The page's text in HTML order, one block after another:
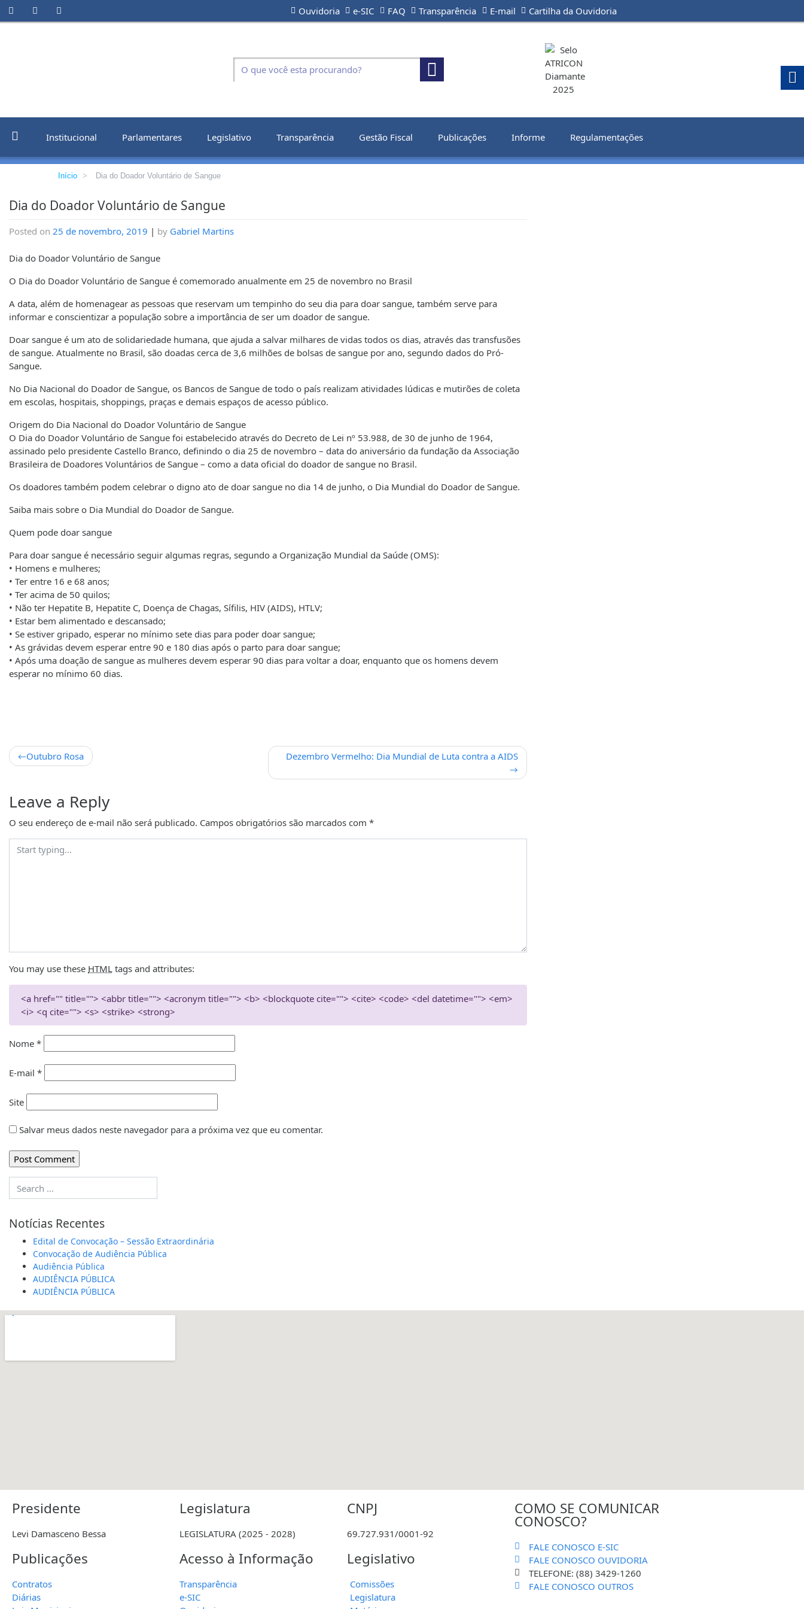
Ouvidoria e-SIC FAQ Transparência E-mail Cartilha da Ouvidoria
Institucional Parlamentares Legislativo Transparência Gestão Fiscal Publicações Informe Regulamentações
Início > Dia do Doador Voluntário de Sangue
Dia do Doador Voluntário de Sangue
Posted on 25 de novembro, 2019 | by Gabriel Martins
Dia do Doador Voluntário de Sangue
O Dia do Doador Voluntário de Sangue é comemorado anualmente em 25 de novembro no Brasil
A data, além de homenagear as pessoas que reservam um tempinho do seu dia para doar sangue, também serve para
informar e conscientizar a população sobre a importância de ser um doador de sangue.
Doar sangue é um ato de solidariedade humana, que ajuda a salvar milhares de vidas todos os dias, através das transfusões
de sangue. Atualmente no Brasil, são doadas cerca de 3,6 milhões de bolsas de sangue por ano, segundo dados do Pró-
Sangue.
No Dia Nacional do Doador de Sangue, os Bancos de Sangue de todo o país realizam atividades lúdicas e mutirões de coleta
em escolas, hospitais, shoppings, praças e demais espaços de acesso público.
Origem do Dia Nacional do Doador Voluntário de Sangue
O Dia do Doador Voluntário de Sangue foi estabelecido através do Decreto de Lei nº 53.988, de 30 de junho de 1964,
assinado pelo presidente Castello Branco, definindo o dia 25 de novembro – data do aniversário da fundação da Associação
Brasileira de Doadores Voluntários de Sangue – como a data oficial do doador de sangue no Brasil.
Os doadores também podem celebrar o digno ato de doar sangue no dia 14 de junho, o Dia Mundial do Doador de Sangue.
Saiba mais sobre o Dia Mundial do Doador de Sangue.
Quem pode doar sangue
Para doar sangue é necessário seguir algumas regras, segundo a Organização Mundial da Saúde (OMS):
• Homens e mulheres;
• Ter entre 16 e 68 anos;
• Ter acima de 50 quilos;
• Não ter Hepatite B, Hepatite C, Doença de Chagas, Sífilis, HIV (AIDS), HTLV;
• Estar bem alimentado e descansado;
• Se estiver gripado, esperar no mínimo sete dias para poder doar sangue;
• As grávidas devem esperar entre 90 e 180 dias após o parto para doar sangue;
• Após uma doação de sangue as mulheres devem esperar 90 dias para voltar a doar, enquanto que os homens devem
esperar no mínimo 60 dias.
Outubro Rosa Dezembro Vermelho: Dia Mundial de Luta contra a AIDS
Leave a Reply
O seu endereço de e-mail não será publicado. Campos obrigatórios são marcados com *
You may use these HTML tags and attributes:
<a href="" title=""> <abbr title=""> <acronym title=""> <b> <blockquote cite=""> <cite> <code> <del datetime=""> <em>
<i> <q cite=""> <s> <strike> <strong>
Nome *
E-mail *
Site
Salvar meus dados neste navegador para a próxima vez que eu comentar.
Notícias Recentes
Edital de Convocação – Sessão Extraordinária
Convocação de Audiência Pública
Audiência Pública
AUDIÊNCIA PÚBLICA
AUDIÊNCIA PÚBLICA
Presidente
Levi Damasceno Bessa
Publicações
Contratos
Diárias
Legislatura
LEGISLATURA (2025 - 2028)
Acesso à Informação
Transparência
e-SIC
CNPJ
69.727.931/0001-92
Legislativo
Comissões
Legislatura
COMO SE COMUNICAR
CONOSCO?
FALE CONOSCO E-SIC
FALE CONOSCO OUVIDORIA
TELEFONE: (88) 3429-1260
FALE CONOSCO OUTROS